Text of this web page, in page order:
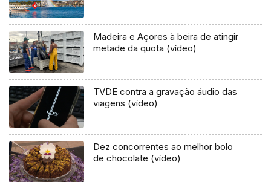
Madeira e Açores à beira de atingir
metade da quota (vídeo)
TVDE contra a gravação áudio das
viagens (vídeo)
Dez concorrentes ao melhor bolo
de chocolate (vídeo)